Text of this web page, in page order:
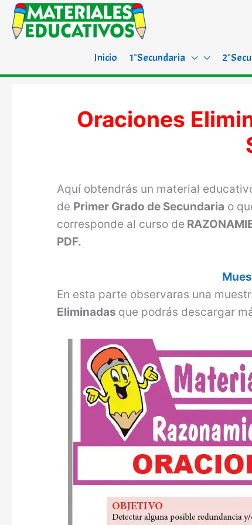
Inicio 1°Secundaria
Oraciones
Aquí obtendrás un material
de Primer Grado de Secundaria o
corresponde al curso de
PDF.
En esta parte observaras una
Eliminadas que podrás descargar